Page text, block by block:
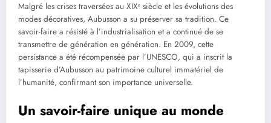
Malgré les crises traversées au XIXᵉ siècle et les évolutions des
modes décoratives, Aubusson a su préserver sa tradition. Ce
savoir-faire a résisté à l’industrialisation et a continué de se
transmettre de génération en génération. En 2009, cette
persistance a été récompensée par l’UNESCO, qui a inscrit la
tapisserie d’Aubusson au patrimoine culturel immatériel de
l’humanité, confirmant son importance universelle.
Un savoir-faire unique au monde